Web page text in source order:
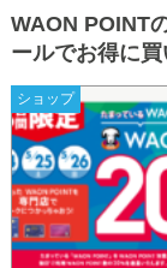
ショップ
WAON POINT
ールでお得に